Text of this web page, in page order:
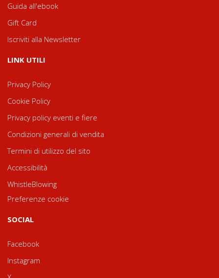
Guida all'ebook
Gift Card
Iscriviti alla Newsletter
LINK UTILI
Privacy Policy
Cookie Policy
Privacy policy eventi e fiere
Condizioni generali di vendita
Termini di utilizzo del sito
Accessibilità
WhistleBlowing
Preferenze cookie
SOCIAL
Facebook
Instagram